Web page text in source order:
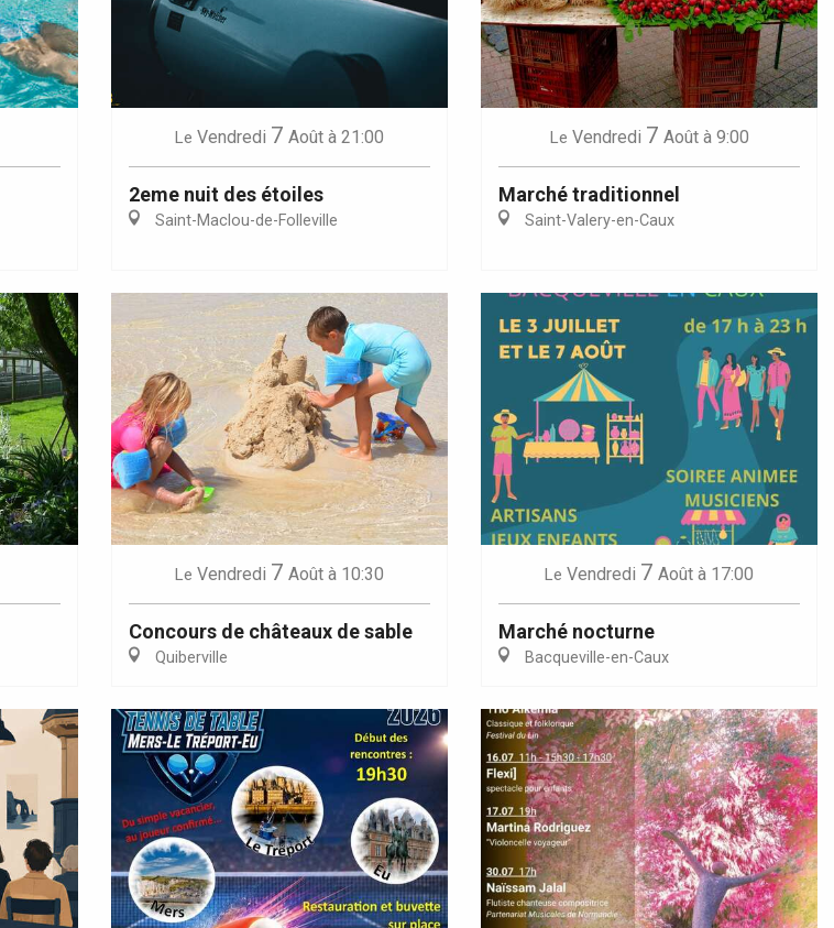
Le Vendredi 7 Août à 21:00
2eme nuit des étoiles
Saint-Maclou-de-Folleville
Le Vendredi 7 Août à 9:00
Marché traditionnel
Saint-Valery-en-Caux
Le Vendredi 7 Août à 10:30
Concours de châteaux de sable
Quiberville
Le Vendredi 7 Août à 17:00
Marché nocturne
Bacqueville-en-Caux